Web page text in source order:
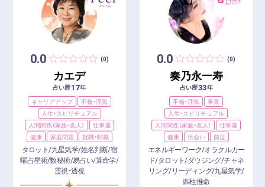
0.0 (0)
カエデ
占い歴17年
キャリアアップ
不倫・浮気
人生・スピリチュアル
人間関係（家族・友人）
仕事運
健康
家庭問題 就職・転職
タロット/九星気学/姓名判断/宿
曜占星術/数秘術/易占い/算命学/
霊視・透視
0.0 (0)
奏乃永一寿
占い歴33年
不倫・浮気
事業
人生・スピリチュアル
人間関係（家族・友人）
仕事運
健康
出会い 前世
エネルギーワーク/オラクルカー
ド/タロット/ダウジング/チャネ
リング/リーディング/九星気学/
四柱推命